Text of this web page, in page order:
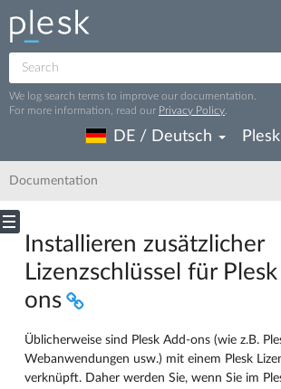
We log search terms to improve our documentation.
For more information, read our Privacy Policy
DE / Deutsch
Documentation
Installieren zusätzlicher
Lizenzschlüssel für
ons
Üblicherweise sind Plesk Add-ons (wie z.B.
Webanwendungen usw.) mit einem Plesk
verknüpft. Daher werden Sie, wenn Sie im